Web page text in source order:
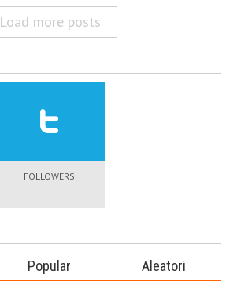
Load more posts
FOLLOWERS
Popular Aleatori